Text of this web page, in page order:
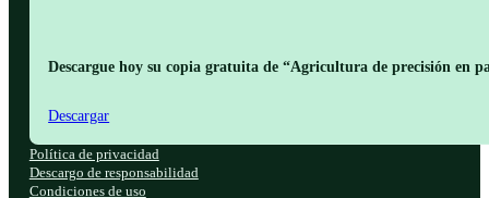
Descargue hoy su copia gratuita de “Agricultura de precisión en
Descargar
Política de privacidad
Descargo de responsabilidad
Condiciones de uso